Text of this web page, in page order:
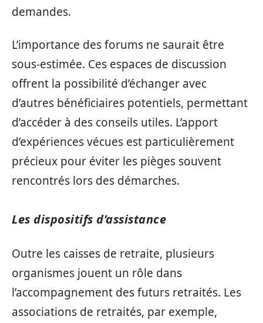
demandes.
L’importance des forums ne saurait être
sous-estimée. Ces espaces de discussion
offrent la possibilité d’échanger avec
d’autres bénéficiaires potentiels, permettant
d’accéder à des conseils utiles. L’apport
d’expériences vécues est particulièrement
précieux pour éviter les pièges souvent
rencontrés lors des démarches.
Les dispositifs d’assistance
Outre les caisses de retraite, plusieurs
organismes jouent un rôle dans
l’accompagnement des futurs retraités. Les
associations de retraités, par exemple,